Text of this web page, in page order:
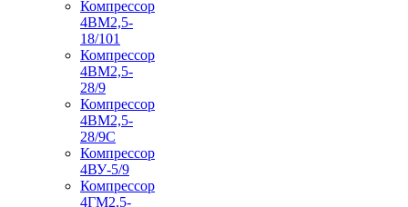
Компрессор
4ВМ2,5-
18/101
Компрессор
4ВМ2,5-
28/9
Компрессор
4ВМ2,5-
28/9С
Компрессор
4ВУ-5/9
Компрессор
4ГМ2,5-